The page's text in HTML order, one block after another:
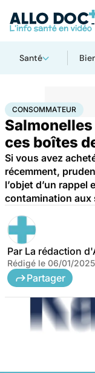
Santé
AccueilSanté
CONSOMMATEUR
ces boîtes
Si vous avez
récemment,
l’objet d’un
contamination aux
Par La rédaction
Rédigé le 06/01/2025
Partager